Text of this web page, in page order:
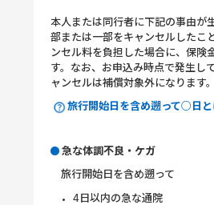
本人または同行者に下記の事由が
部または一部をキャンセルしたこ
ンセル料を負担した場合に、保険
す。なお、お申込み時点で発生し
ャンセルは補償対象外になります。
旅行開始日を含め遡って○日と
急な体調不良・ケガ
旅行開始日を含め遡って
4日以内の急な通院